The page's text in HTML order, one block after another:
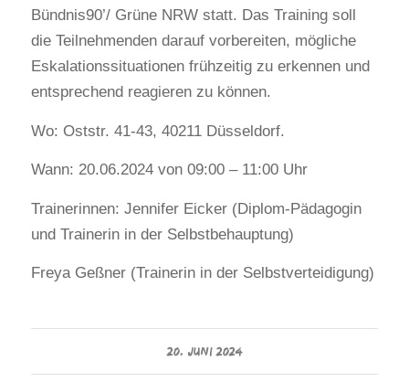
Bündnis90’/ Grüne NRW statt. Das Training soll
die Teilnehmenden darauf vorbereiten, mögliche
Eskalationssituationen frühzeitig zu erkennen und
entsprechend reagieren zu können.
Wo: Oststr. 41-43, 40211 Düsseldorf.
Wann: 20.06.2024 von 09:00 – 11:00 Uhr
Trainerinnen: Jennifer Eicker (Diplom-Pädagogin
und Trainerin in der Selbstbehauptung)
Freya Geßner (Trainerin in der Selbstverteidigung)
20. JUNI 2024